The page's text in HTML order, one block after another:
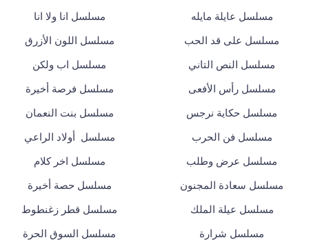
مسلسل عايلة مايله مسلسل انا ولا انا
مسلسل على قد الحب مسلسل اللون الأزرق
مسلسل النص التاني مسلسل اب ولكن
مسلسل رأس الأفعى مسلسل فرصة أخيرة
مسلسل حكاية نرجس مسلسل بنت النعمان
مسلسل فن الحرب مسلسل أولاد الراعي
مسلسل عرض وطلب مسلسل اخر كلام
مسلسل سعادة المجنون مسلسل حصة أخيرة
مسلسل عيلة الملك مسلسل قطر زغنطوط
مسلسل شرارة مسلسل السوق الحرة